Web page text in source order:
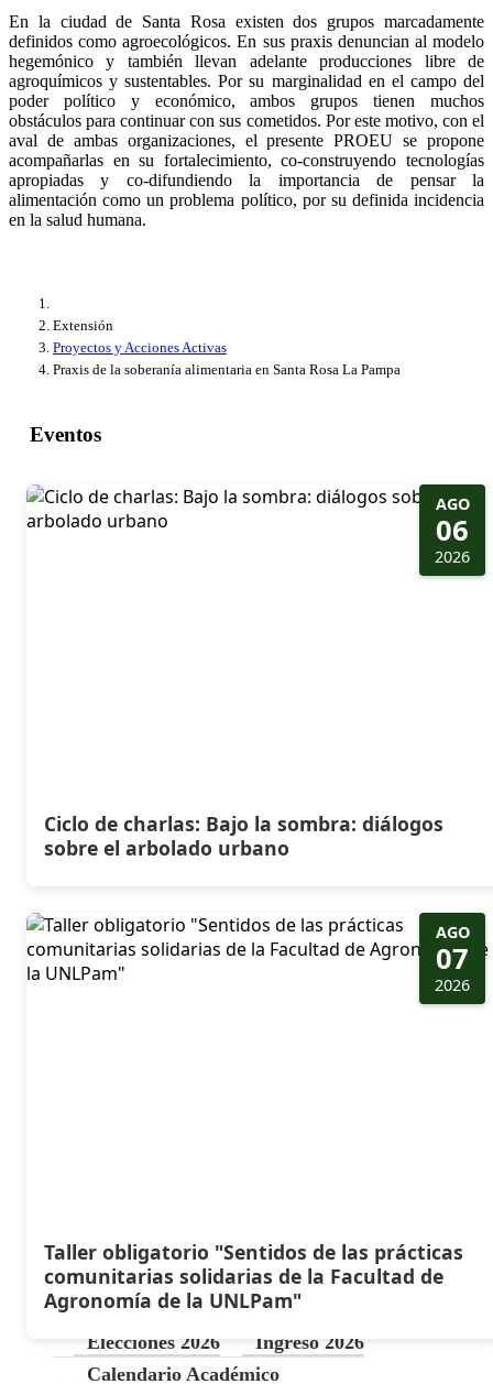
En la ciudad de Santa Rosa existen dos grupos marcadamente
definidos como agroecológicos. En sus praxis denuncian al modelo
hegemónico y también llevan adelante producciones libre de
agroquímicos y sustentables. Por su marginalidad en el campo del
poder político y económico, ambos grupos tienen muchos
obstáculos para continuar con sus cometidos. Por este motivo, con el
aval de ambas organizaciones, el presente PROEU se propone
acompañarlas en su fortalecimiento, co-construyendo tecnologías
apropiadas y co-difundiendo la importancia de pensar la
alimentación como un problema político, por su definida incidencia
en la salud humana.
Extensión
Proyectos y Acciones Activas
Praxis de la soberanía alimentaria en Santa Rosa La Pampa
Eventos
AGO
06
2026
Ciclo de charlas: Bajo la sombra: diálogos
sobre el arbolado urbano
AGO
07
2026
Taller obligatorio "Sentidos de las prácticas
comunitarias solidarias de la Facultad de
Agronomía de la UNLPam"
Elecciones 2026
Ingreso 2026
Calendario Académico